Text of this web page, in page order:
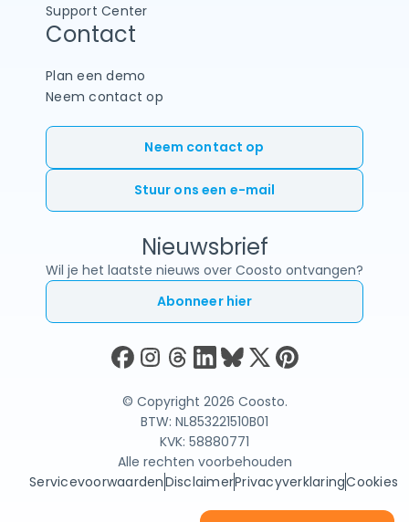
Neem contact op
Stuur ons een e-mail
Nieuwsbrief
Wil je het laatste nieuws over Coosto ontvangen?
Abonneer hier
Support Center
Contact
Plan een demo
Neem contact op
© Copyright 2026 Coosto.
BTW: NL853221510B01
KVK: 58880771
Alle rechten voorbehouden
ServicevoorwaardenDisclaimerPrivacyverklaringCookies